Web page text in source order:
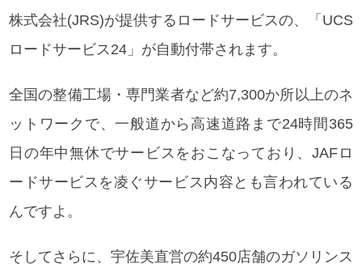
株式会社(JRS)が提供するロードサービスの、「UCS
ロードサービス24」が自動付帯されます。
全国の整備工場・専門業者など約7,300か所以上のネ
ットワークで、一般道から高速道路まで24時間365
日の年中無休でサービスをおこなっており、JAFロ
ードサービスを凌ぐサービス内容とも言われている
んですよ。
そしてさらに、宇佐美直営の約450店舗のガソリンス